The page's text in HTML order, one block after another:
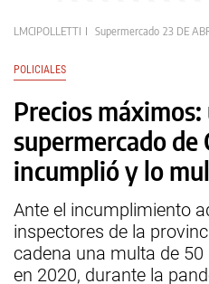
LMCIPOLLETTI Supermercado 23 DE
POLICIALES
Precios máximos:
supermercado
incumplió y lo
Ante el incumplimiento
inspectores de la
cadena una multa de
en 2020, durante la